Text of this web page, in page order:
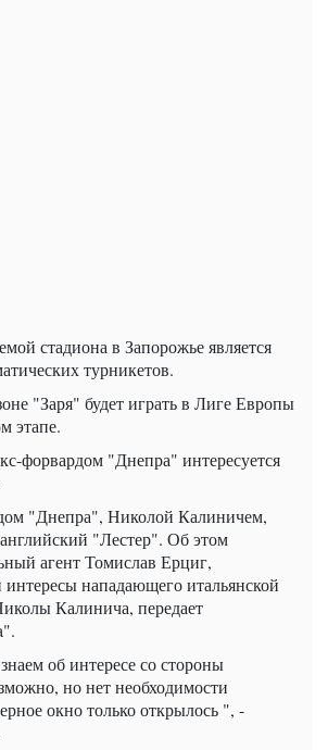
стадиона в Запорожье является
турникетов.
"Заря" будет играть в Лиге Европы
этапе.
форвардом "Днепра" интересуется
"Днепра", Николой Калиничем,
английский "Лестер". Об этом
агент Томислав Ерциг,
нападающего итальянской
Калинича, передает
об интересе со стороны
но нет необходимости
окно только открылось ", -